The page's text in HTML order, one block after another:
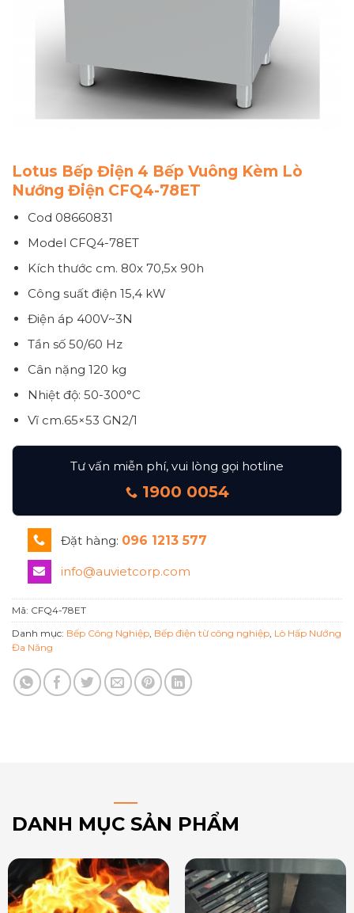
Lotus Bếp Điện 4 Bếp Vuông Kèm Lò
Nướng Điện CFQ4-78ET
Cod 08660831
Model CFQ4-78ET
Kích thước cm. 80x 70,5x 90h
Công suất điện 15,4 kW
Điện áp 400V~3N
Tần số50/60 Hz
Cân nặng 120 kg
Nhiệt độ: 50-300°C
Vĩ cm.65×53 GN2/1
Tư vấn miễn phí, vui lòng gọi hotline
1900 0054
Đặt hàng: 096 1213 577
info@auvietcorp.com
Mã: CFQ4-78ET
Danh mục: Bếp Công Nghiệp, Bếp điện từ công nghiệp, Lò Hấp Nướng
Đa Năng
DANH MỤC SẢN PHẨM